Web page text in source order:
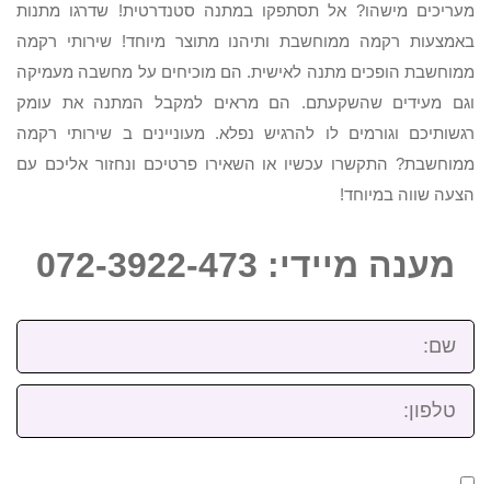
מעריכים מישהו? אל תסתפקו במתנה סטנדרטית! שדרגו מתנות
באמצעות רקמה ממוחשבת ותיהנו מתוצר מיוחד! שירותי רקמה
ממוחשבת הופכים מתנה לאישית. הם מוכיחים על מחשבה מעמיקה
וגם מעידים שהשקעתם. הם מראים למקבל המתנה את עומק
רגשותיכם וגורמים לו להרגיש נפלא. מעוניינים ב שירותי רקמה
ממוחשבת? התקשרו עכשיו או השאירו פרטיכם ונחזור אליכם עם
הצעה שווה במיוחד!
מענה מיידי: 072-3922-473
שם:
טלפון: